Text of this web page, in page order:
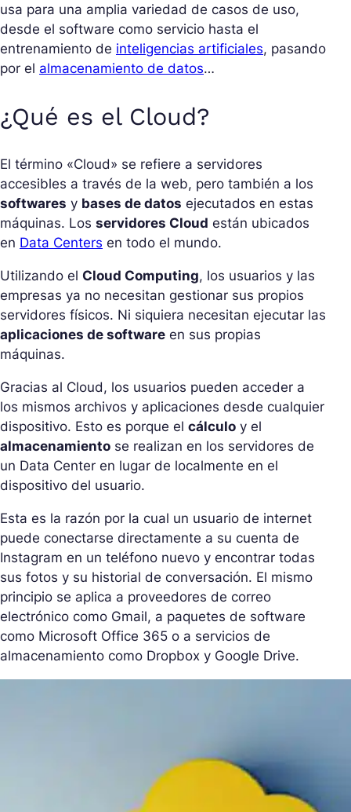
usa para una amplia variedad de casos de uso,
desde el software como servicio hasta el
entrenamiento de inteligencias artificiales, pasando
por el almacenamiento de datos…
¿Qué es el Cloud?
El término «Cloud» se refiere a servidores
accesibles a través de la web, pero también a los
softwares y bases de datos ejecutados en estas
máquinas. Los servidores Cloud están ubicados
en Data Centers en todo el mundo.
Utilizando el Cloud Computing, los usuarios y las
empresas ya no necesitan gestionar sus propios
servidores físicos. Ni siquiera necesitan ejecutar las
aplicaciones de software en sus propias
máquinas.
Gracias al Cloud, los usuarios pueden acceder a
los mismos archivos y aplicaciones desde cualquier
dispositivo. Esto es porque el cálculo y el
almacenamiento se realizan en los servidores de
un Data Center en lugar de localmente en el
dispositivo del usuario.
Esta es la razón por la cual un usuario de internet
puede conectarse directamente a su cuenta de
Instagram en un teléfono nuevo y encontrar todas
sus fotos y su historial de conversación. El mismo
principio se aplica a proveedores de correo
electrónico como Gmail, a paquetes de software
como Microsoft Office 365 o a servicios de
almacenamiento como Dropbox y Google Drive.